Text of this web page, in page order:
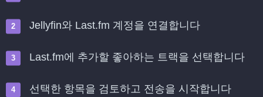
Jellyfin와 Last.fm 계정을 연결합니다
Last.fm에 추가할 좋아하는 트랙을 선택합니다
선택한 항목을 검토하고 전송을 시작합니다